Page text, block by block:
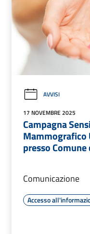
AVVISI
17 NOVEMBRE 2025
Campagna
Mammografico
presso
Comunicazione
Accesso